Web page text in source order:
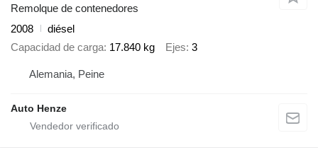
Remolque de contenedores
2008
diésel
Capacidad de carga 17.840 kg Ejes 3
Alemania, Peine
Auto Henze